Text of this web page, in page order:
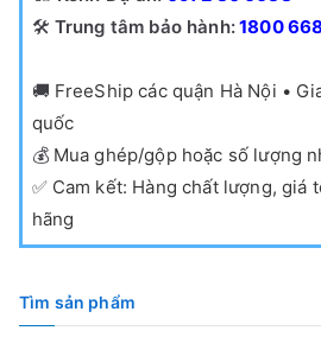
🛠️ Trung tâm bảo hành:1800
🚚 FreeShip các quận Hà Nội •
quốc
💰 Mua ghép/gộp hoặc số lượng
✅ Cam kết: Hàng chất lượng, giá
hãng
Tìm sản phẩm